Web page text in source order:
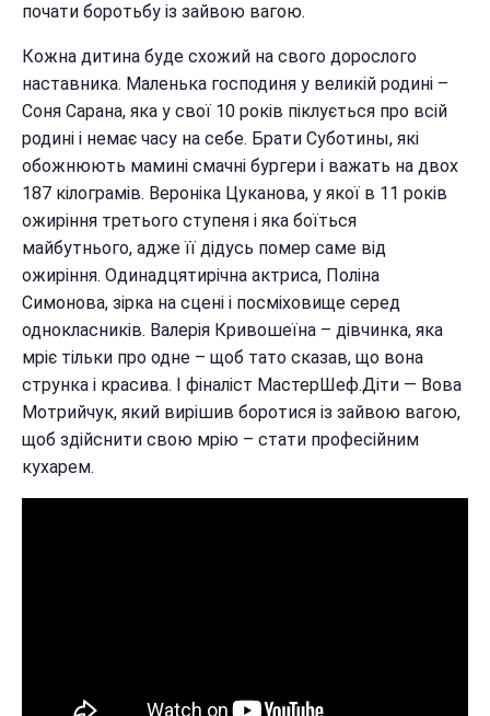
почати боротьбу із зайвою вагою.
Кожна дитина буде схожий на свого дорослого
наставника. Маленька господиня у великій родині –
Соня Сарана, яка у свої 10 років піклується про всій
родині і немає часу на себе. Брати Суботины, які
обожнюють мамині смачні бургери і важать на двох
187 кілограмів. Вероніка Цуканова, у якої в 11 років
ожиріння третього ступеня і яка боїться
майбутнього, адже її дідусь помер саме від
ожиріння. Одинадцятирічна актриса, Поліна
Симонова, зірка на сцені і посміховище серед
однокласників. Валерія Кривошеїна – дівчинка, яка
мріє тільки про одне – щоб тато сказав, що вона
струнка і красива. І фіналіст МастерШеф.Діти — Вова
Мотрийчук, який вирішив боротися із зайвою вагою,
щоб здійснити свою мрію – стати професійним
кухарем.